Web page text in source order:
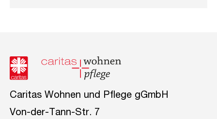
Caritas Wohnen und Pflege gGmbH
Von-der-Tann-Str. 7